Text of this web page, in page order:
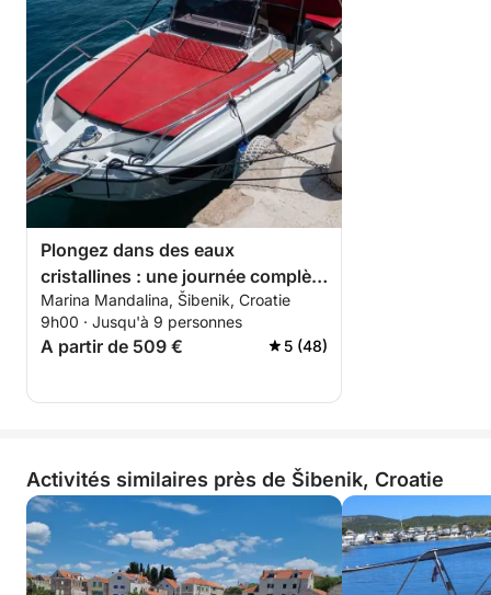
Plongez dans des eaux
cristallines : une journée complète
autour de Šibenik
Marina Mandalina, Šibenik, Croatie
9h00 · Jusqu'à 9 personnes
A partir de 509 € 5 (48)
Activités similaires près de Šibenik, Croatie